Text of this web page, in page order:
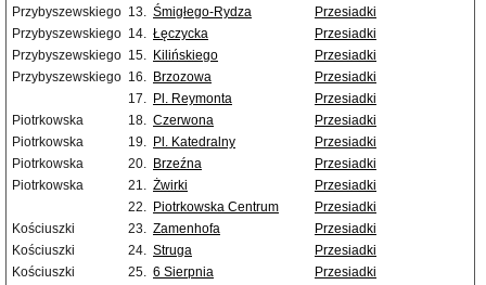
Przybyszewskiego 13. Śmigłego-Rydza
Przesiadki
Przybyszewskiego 14. Łęczycka
Przesiadki
Przybyszewskiego 15. Kilińskiego
Przesiadki
Przybyszewskiego 16. Brzozowa
Przesiadki
17. Pl. Reymonta
Przesiadki
Piotrkowska
18. Czerwona
Przesiadki
Piotrkowska
19. Pl. Katedralny
Przesiadki
Piotrkowska
20. Brzeźna
Przesiadki
Piotrkowska
21. Żwirki
Przesiadki
22. Piotrkowska Centrum
Przesiadki
Kościuszki
23. Zamenhofa
Przesiadki
Kościuszki
24. Struga
Przesiadki
Kościuszki
25. 6 Sierpnia
Przesiadki